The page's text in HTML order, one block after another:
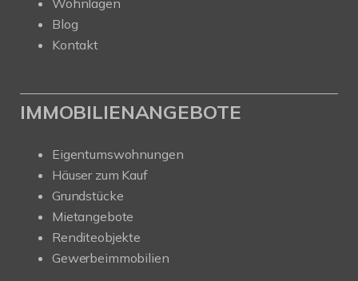
Wohnlagen
Blog
Kontakt
IMMOBILIENANGEBOTE
Eigentumswohnungen
Häuser zum Kauf
Grundstücke
Mietangebote
Renditeobjekte
Gewerbeimmobilien